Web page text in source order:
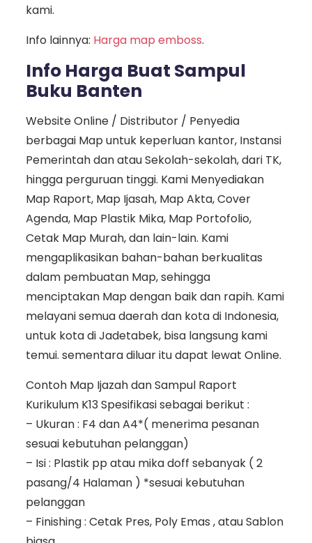
kami.
Info lainnya: Harga map emboss.
Info Harga Buat Sampul
Buku Banten
Website Online / Distributor / Penyedia
berbagai Map untuk keperluan kantor, Instansi
Pemerintah dan atau Sekolah-sekolah, dari TK,
hingga perguruan tinggi. Kami Menyediakan
Map Raport, Map Ijasah, Map Akta, Cover
Agenda, Map Plastik Mika, Map Portofolio,
Cetak Map Murah, dan lain-lain. Kami
mengaplikasikan bahan-bahan berkualitas
dalam pembuatan Map, sehingga
menciptakan Map dengan baik dan rapih. Kami
melayani semua daerah dan kota di Indonesia,
untuk kota di Jadetabek, bisa langsung kami
temui. sementara diluar itu dapat lewat Online.
Contoh Map Ijazah dan Sampul Raport
Kurikulum K13 Spesifikasi sebagai berikut :
– Ukuran : F4 dan A4*( menerima pesanan
sesuai kebutuhan pelanggan)
– Isi : Plastik pp atau mika doff sebanyak ( 2
pasang/4 Halaman ) *sesuai kebutuhan
pelanggan
– Finishing : Cetak Pres, Poly Emas , atau Sablon